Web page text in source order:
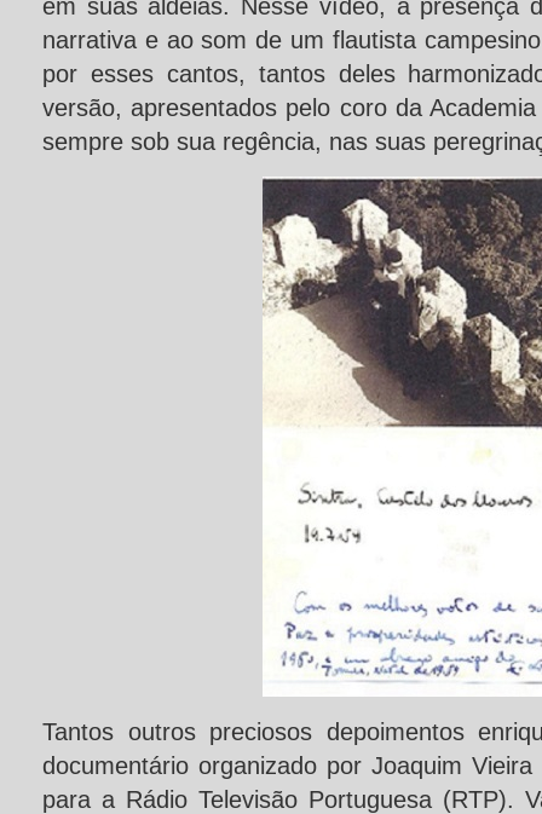
em suas aldeias. Nesse vídeo, a presença
narrativa e ao som de um flautista
por esses cantos, tantos deles
versão, apresentados pelo coro da
sempre sob sua regência, nas suas
Tantos outros preciosos depoimentos
documentário organizado por Joaquim
para a Rádio Televisão Portuguesa (RTP).